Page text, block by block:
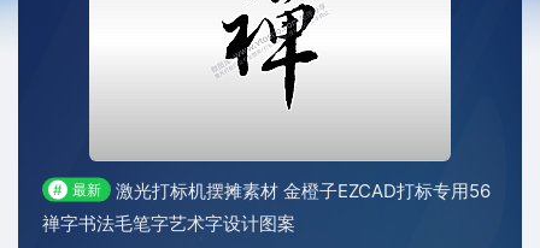
# 最新
激光打标机摆摊素材 金橙子EZCAD打标专用56
禅字书法毛笔字艺术字设计图案